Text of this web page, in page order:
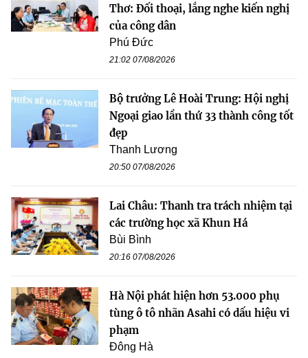
Thơ: Đối thoại, lắng nghe kiến nghị
của công dân
Phú Đức
21:02 07/08/2026
Bộ trưởng Lê Hoài Trung: Hội nghị
Ngoại giao lần thứ 33 thành công tốt
đẹp
Thanh Lương
20:50 07/08/2026
Lai Châu: Thanh tra trách nhiệm tại
các trường học xã Khun Há
Bùi Bình
20:16 07/08/2026
Hà Nội phát hiện hơn 53.000 phụ
tùng ô tô nhãn Asahi có dấu hiệu vi
phạm
Đông Hà